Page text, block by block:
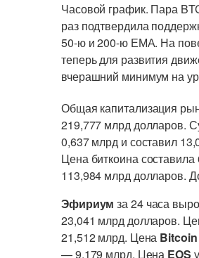
Часовой график. Пара
раз подтвердила
50-ю и 200-ю ЕМА. На
теперь для развития
вчерашний минимум на
Общая капитализация
219,777 млрд долларов.
0,637 млрд и составил
Цена биткоина
113,984 млрд долларов.
Эфириум за 24 часа
23,041 млрд долларов.
21,512 млрд. Цена
— 9,179 млрд. Цена EOS